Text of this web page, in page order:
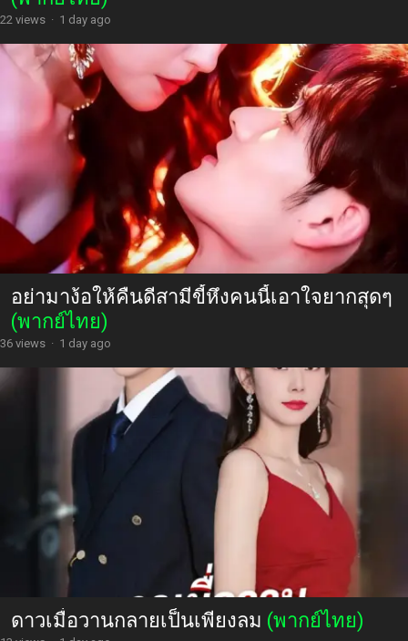
22 views · 1 day ago
อย่ามาง้อให้คืนดีสามีขี้หึงคนนี้เอาใจยากสุดๆ
(พากย์ไทย)
36 views · 1 day ago
ดาวเมื่อวานกลายเป็นเพียงลม (พากย์ไทย)